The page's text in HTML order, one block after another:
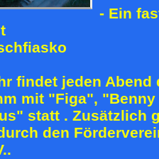
- Ein
findet jeden
mit "Figa",
statt . Zusätzlich
den